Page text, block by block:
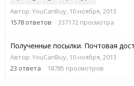
Автор: YouCanBuy, 10 ноября, 2013
1578 ответов 337172 просмотра
Полученные посылки. Почтовая
Автор: YouCanBuy, 10 ноября, 2013
23 ответа 18785 просмотров